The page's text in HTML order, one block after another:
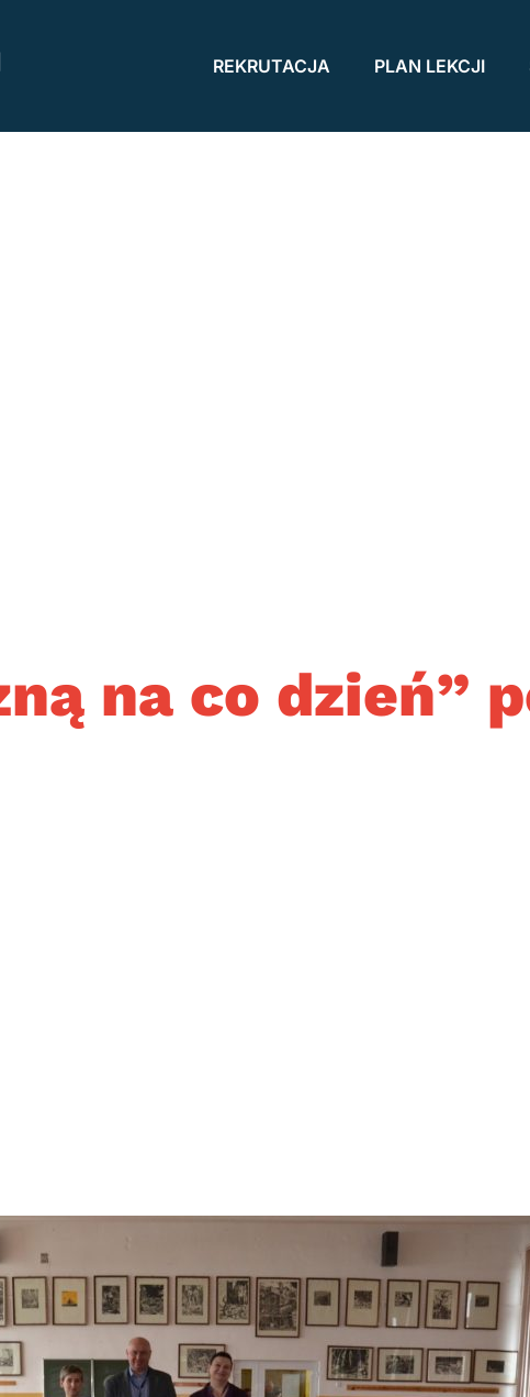
REKRUTACJA PLAN LEKCJI
na co dzień”